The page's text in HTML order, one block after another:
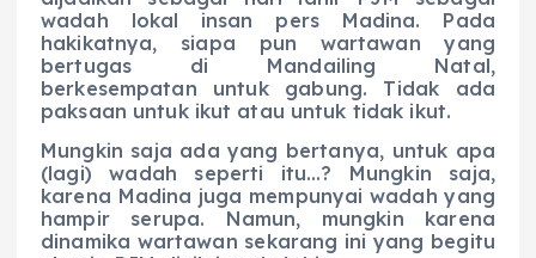
wadah lokal insan pers Madina. Pada
hakikatnya, siapa pun wartawan yang
bertugas di Mandailing Natal,
berkesempatan untuk gabung. Tidak ada
paksaan untuk ikut atau untuk tidak ikut.
Mungkin saja ada yang bertanya, untuk apa
(lagi) wadah seperti itu…? Mungkin saja,
karena Madina juga mempunyai wadah yang
hampir serupa. Namun, mungkin karena
dinamika wartawan sekarang ini yang begitu